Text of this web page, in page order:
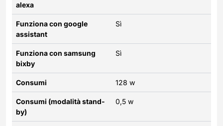
alexa
Funziona con google
assistant
Sì
Funziona con samsung
bixby
Sì
Consumi 128 w
Consumi (modalità stand-
by)
0,5 w